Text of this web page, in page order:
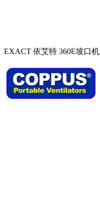
EXACT 依艾特 360E坡口机